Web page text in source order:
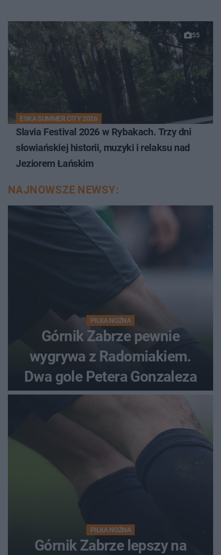
55
ESKA SUMMER CITY 2026
Slavia Festival 2026 w Rybakach. Trzy dni
słowiańskiej historii, muzyki i relaksu nad
Jeziorem Łańskim
NAJNOWSZE NEWSY:
PIŁKA NOŻNA
Górnik Zabrze pewnie
wygrywa z Radomiakiem.
Dwa gole Petera Gonzaleza
PIŁKA NOŻNA
Górnik Zabrze lepszy na